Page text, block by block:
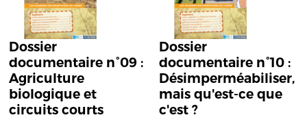
Dossier
documentaire n°09 :
Agriculture
biologique et
circuits courts
Dossier
documentaire n°10 :
Désimperméabiliser,
mais qu'est-ce que
c'est ?